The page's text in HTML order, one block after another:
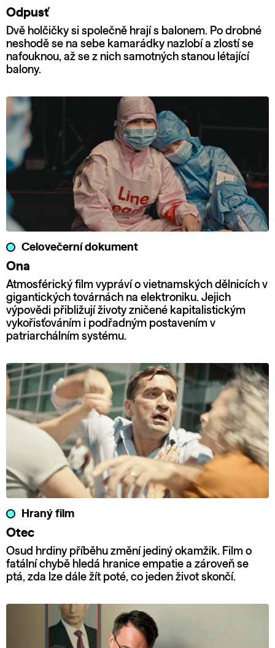
Odpusť
Dvě holčičky si společně hrají s balonem. Po drobné
neshodě se na sebe kamarádky nazlobí a zlostí se
nafouknou, až se z nich samotných stanou létající
balony.
Celovečerní dokument
Ona
Atmosférický film vypráví o vietnamských dělnicích v
gigantických továrnách na elektroniku. Jejich
výpovědi přibližují životy zničené kapitalistickým
vykořisťováním i podřadným postavením v
patriarchálním systému.
Hraný film
Otec
Osud hrdiny příběhu změní jediný okamžik. Film o
fatální chybě hledá hranice empatie a zároveň se
ptá, zda lze dále žít poté, co jeden život skončí.